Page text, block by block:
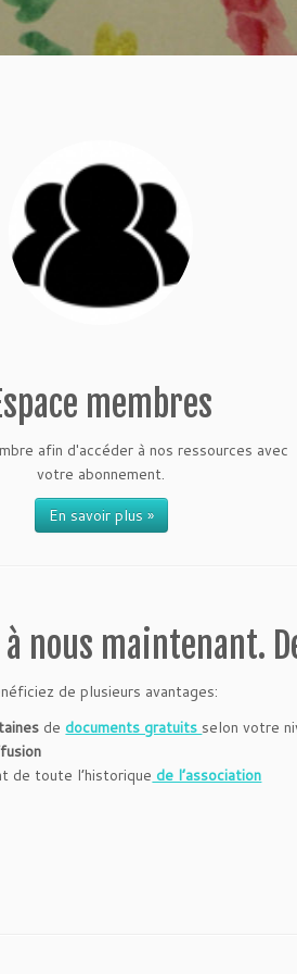
membres
afin d'accéder à nos ressources avec
votre abonnement.
En savoir plus »
nous maintenant.
de plusieurs avantages:
de documents gratuits selon votre
de toute l’historique de l’association